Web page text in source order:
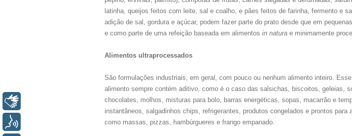
latinha, queijos feitos com leite, sal e coalho, e pães feitos de farinha, fermento e
adição de sal, gordura e açúcar, podem fazer parte do prato desde que em
e como parte de uma refeição baseada em alimentos in natura e minimamente
Alimentos ultraprocessados
São formulações industriais, em geral, com pouco ou nenhum alimento inteiro.
alimento sempre contém aditivo, como é o caso das salsichas, biscoitos, geleias,
chocolates, molhos, misturas para bolo, barras energéticas, sopas, macarrão e
instantâneos, salgadinhos chips, refrigerantes, produtos congelados e prontos para
como massas, pizzas, hambúrgueres e frango empanado.